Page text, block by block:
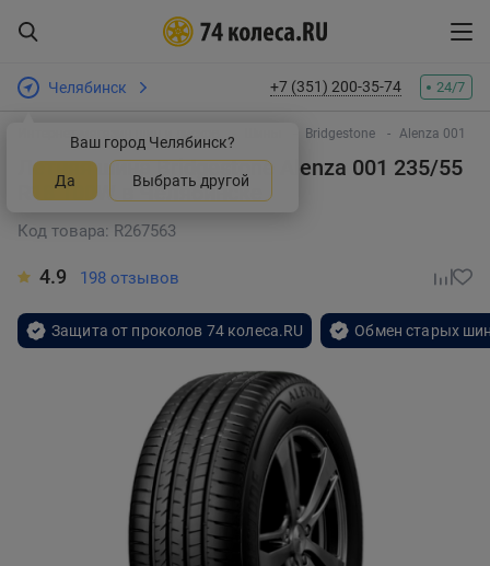
Челябинск
Ваш город Челябинск?
Да Выбрать другой
+7 (351) 200-35-74 24/7
Интернет-магазин шин и дисков Bridgestone Alenza 001
Летняя шина Bridgestone Alenza 001 235/55
R18 100W
в Челябинске
Код товара: R267563
4.9 198 отзывов
Защита от проколов 74 колеса.RU Обмен старых